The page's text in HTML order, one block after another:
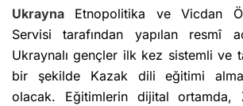
Ukrayna Etnopolitika ve Vicdan
Servisi tarafından yapılan resmî
Ukraynalı gençler ilk kez sistemli ve
bir şekilde Kazak dili eğitimi alma
olacak. Eğitimlerin dijital ortamda,